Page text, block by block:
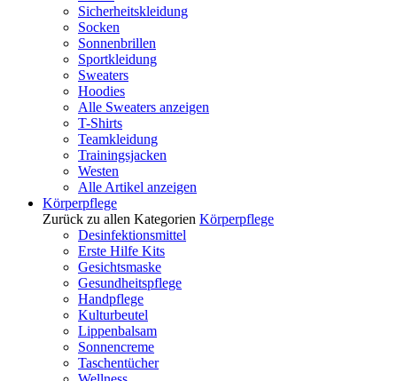
Sicherheitskleidung
Socken
Sonnenbrillen
Sportkleidung
Sweaters
Hoodies
Alle Sweaters anzeigen
T-Shirts
Teamkleidung
Trainingsjacken
Westen
Alle Artikel anzeigen
Körperpflege
Zurück zu allen Kategorien Körperpflege
Desinfektionsmittel
Erste Hilfe Kits
Gesichtsmaske
Gesundheitspflege
Handpflege
Kulturbeutel
Lippenbalsam
Sonnencreme
Taschentücher